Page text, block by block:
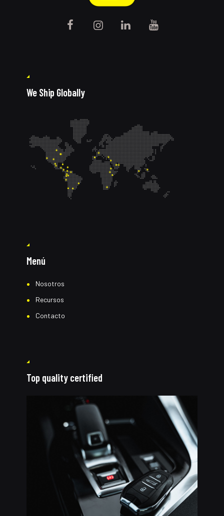
We Ship Globally
Menú
Nosotros
Recursos
Contacto
Top quality certified